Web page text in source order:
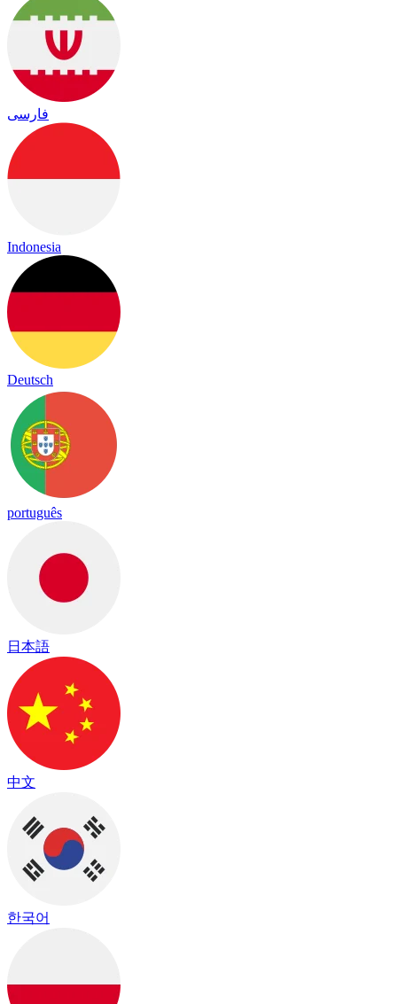
فارسی
Indonesia
Deutsch
português
日本語
中文
한국어